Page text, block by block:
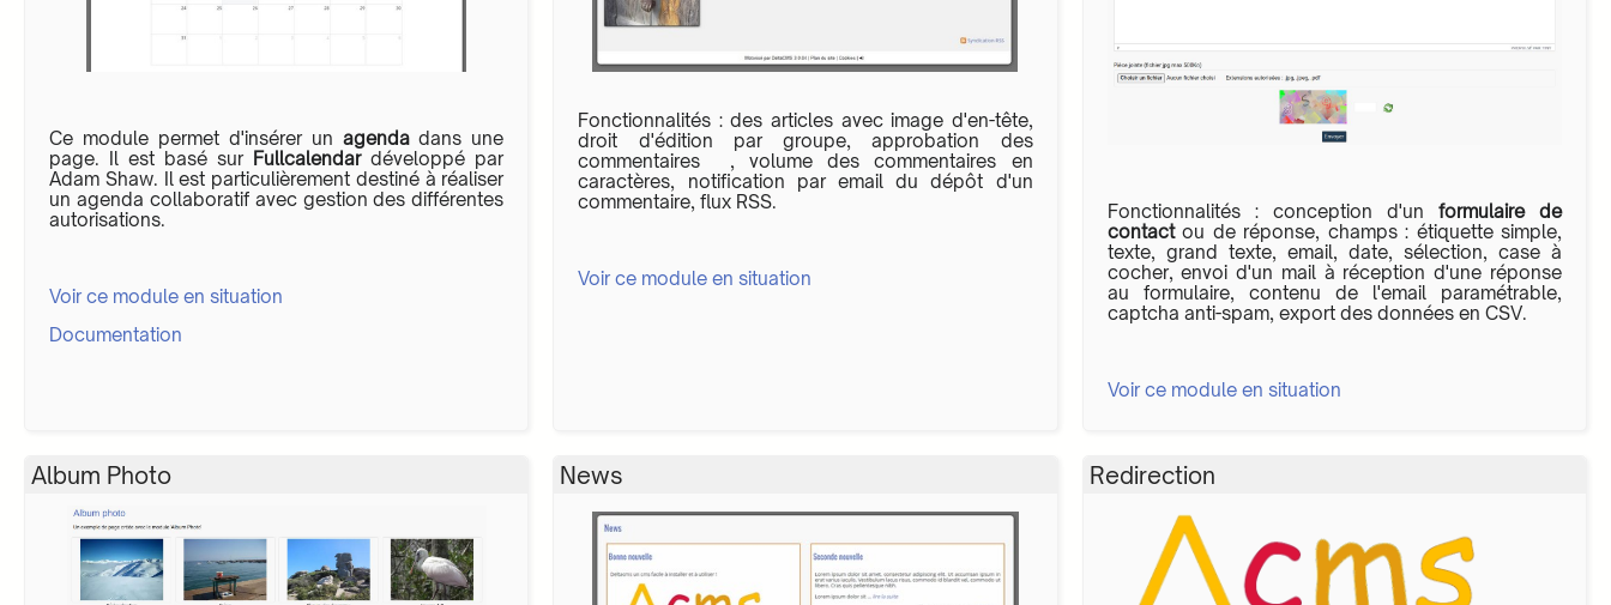
Ce module permet d'insérer un agendadans une
page. Il est basé sur Fullcalendardéveloppé par
Adam Shaw. Il est particulièrement destiné à réaliser
un agenda collaboratif avec gestion des différentes
autorisations.
Voir ce module en situation
Documentation
Fonctionnalités : des articles avec image d'en-tête,
droit d'édition par groupe, approbation des
commentaires , volume des commentaires en
caractères, notification par email du dépôt d'un
commentaire, flux RSS.
Voir ce module en situation
Fonctionnalités : conception d'un formulaire de
contactou de réponse, champs : étiquette simple,
texte, grand texte, email, date, sélection, case à
cocher, envoi d'un mail à réception d'une réponse
au formulaire, contenu de l'email paramétrable,
captcha anti-spam, export des données en CSV.
Voir ce module en situation
Album Photo News Redirection